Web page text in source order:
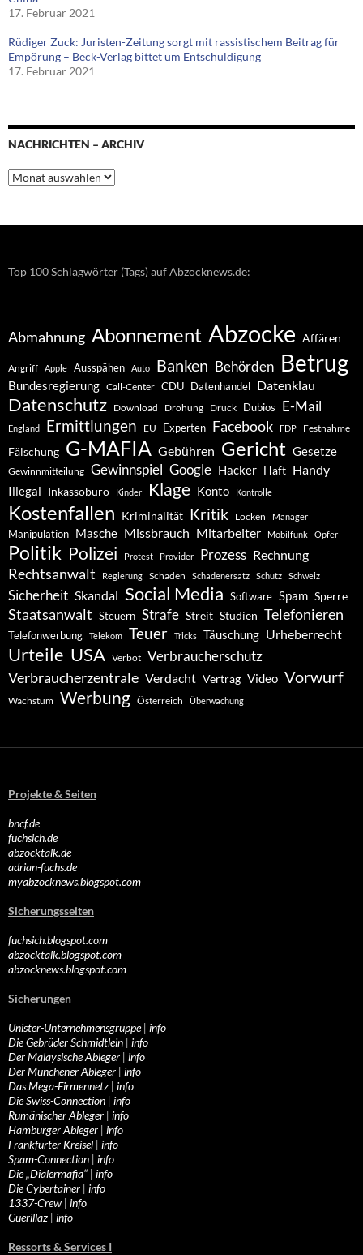
17. Februar 2021
Rüdiger Zuck: Juristen-Zeitung sorgt mit rassistischem Beitrag für
Empörung – Beck-Verlag bittet um Entschuldigung
17. Februar 2021
NACHRICHTEN – ARCHIV
Nachrichten
–
Top 100 Schlagwörter (Tags) auf Abzocknews.de:
Abmahnung Abonnement Abzocke Affären
Angriff Apple Ausspähen Auto Banken Behörden Betrug
Bundesregierung Call-Center CDU Datenhandel Datenklau
Datenschutz Download Drohung Druck Dubios E-Mail
England Ermittlungen EU Experten Facebook FDP Festnahme
Fälschung G-MAFIA Gebühren Gericht Gesetze
Gewinnmitteilung Gewinnspiel Google Hacker Haft Handy
Illegal Inkassobüro Kinder Klage Konto Kontrolle
Kostenfallen Kriminalität Kritik Locken Manager
Manipulation Masche Missbrauch Mitarbeiter Mobilfunk Opfer
Politik Polizei Protest Provider Prozess Rechnung
Rechtsanwalt Regierung Schaden Schadenersatz Schutz Schweiz
Sicherheit Skandal Social Media Software Spam Sperre
Staatsanwalt Steuern Strafe Streit Studien Telefonieren
Telefonwerbung Telekom Teuer Tricks Täuschung Urheberrecht
Urteile USA Verbot Verbraucherschutz
Verbraucherzentrale Verdacht Vertrag Video Vorwurf
Wachstum Werbung Österreich Überwachung
Projekte & Seiten
bncf.de
fuchsich.de
abzocktalk.de
adrian-fuchs.de
myabzocknews.blogspot.com
Sicherungsseiten
fuchsich.blogspot.com
abzocktalk.blogspot.com
abzocknews.blogspot.com
Sicherungen
Unister-Unternehmensgruppe| info
Die Gebrüder Schmidtlein | info
Der Malaysische Ableger | info
Der Münchener Ableger | info
Das Mega-Firmennetz | info
Die Swiss-Connection | info
Rumänischer Ableger | info
Hamburger Ableger | info
Frankfurter Kreisel | info
Spam-Connection | info
Die „Dialermafia“ | info
Die Cybertainer | info
1337-Crew | info
Guerillaz | info
Ressorts & Services I